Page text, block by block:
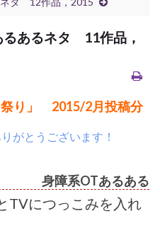
るあるネタ 11作品，
祭り」 2015/2月投稿分
がとうございます！
身障系OTあるある
TVにつっこみを入れ